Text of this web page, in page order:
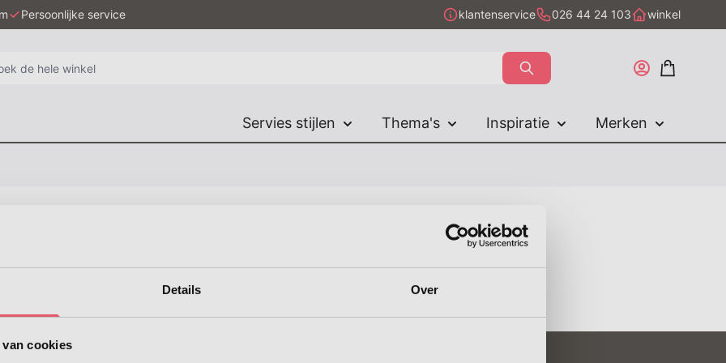
Details Over
cookies
Persoonlijke service klantenservice 026 44 24 103 winkel
Servies stijlen Thema's
Cocktail
Inspiratie Merken